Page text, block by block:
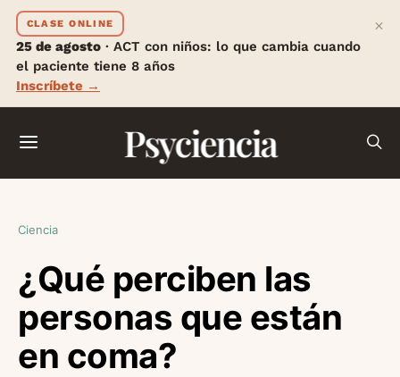
CLASE ONLINE
25 de agosto · ACT con niños: lo que cambia cuando
el paciente tiene 8 años
Inscríbete →
×
Psyciencia
Ciencia
¿Qué perciben las
personas que están
en coma?